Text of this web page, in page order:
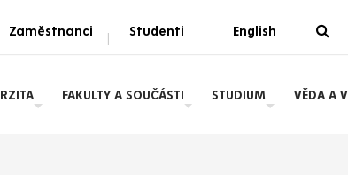
Zaměstnanci | Studenti English
FAKULTY A SOUČÁSTI STUDIUM VĚDA A